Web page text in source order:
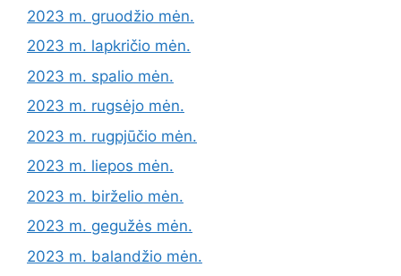
2023 m. gruodžio mėn.
2023 m. lapkričio mėn.
2023 m. spalio mėn.
2023 m. rugsėjo mėn.
2023 m. rugpjūčio mėn.
2023 m. liepos mėn.
2023 m. birželio mėn.
2023 m. gegužės mėn.
2023 m. balandžio mėn.